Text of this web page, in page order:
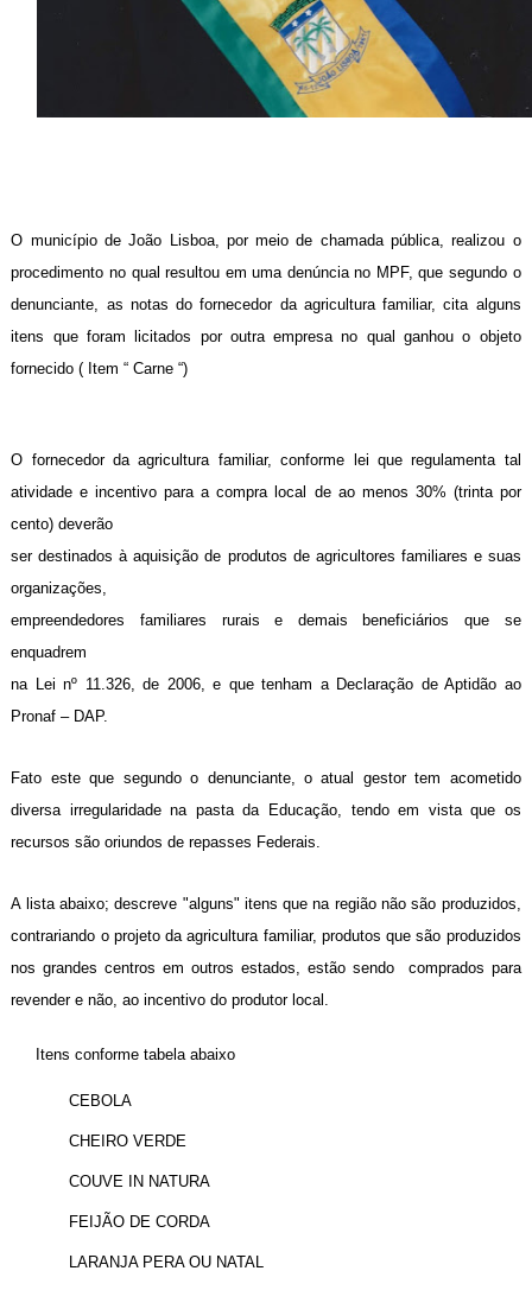
O município de João Lisboa, por meio de chamada pública, realizou o
procedimento no qual resultou em uma denúncia no MPF, que segundo o
denunciante, as notas do fornecedor da agricultura familiar, cita alguns
itens que foram licitados por outra empresa no qual ganhou o objeto
fornecido ( Item “ Carne “)
O fornecedor da agricultura familiar, conforme lei que regulamenta tal
atividade e incentivo para a compra local de ao menos 30% (trinta por
cento) deverão
ser destinados à aquisição de produtos de agricultores familiares e suas
organizações,
empreendedores familiares rurais e demais beneficiários que se
enquadrem
na Lei nº 11.326, de 2006, e que tenham a Declaração de Aptidão ao
Pronaf – DAP.
Fato este que segundo o denunciante, o atual gestor tem acometido
diversa irregularidade na pasta da Educação, tendo em vista que os
recursos são oriundos de repasses Federais.
A lista abaixo; descreve "alguns" itens que na região não são produzidos,
contrariando o projeto da agricultura familiar, produtos que são produzidos
nos grandes centros em outros estados, estão sendo comprados para
revender e não, ao incentivo do produtor local.
Itens conforme tabela abaixo
CEBOLA
CHEIRO VERDE
COUVE IN NATURA
FEIJÃO DE CORDA
LARANJA PERA OU NATAL